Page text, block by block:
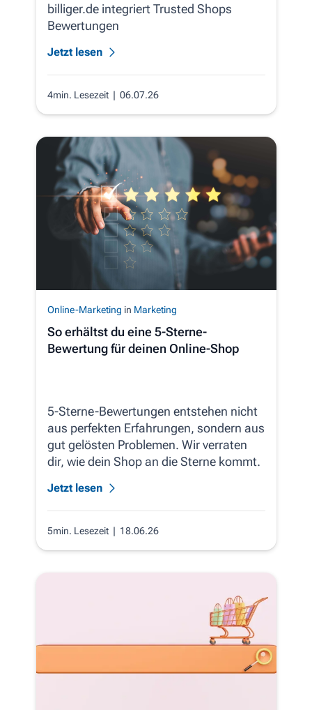
billiger.de integriert Trusted Shops
Bewertungen
Jetzt lesen
4min. Lesezeit | 06.07.26
Online-Marketing in Marketing
So erhältst du eine 5-Sterne-
Bewertung für deinen Online-Shop
5-Sterne-Bewertungen entstehen nicht
aus perfekten Erfahrungen, sondern aus
gut gelösten Problemen. Wir verraten
dir, wie dein Shop an die Sterne kommt.
Jetzt lesen
5min. Lesezeit | 18.06.26